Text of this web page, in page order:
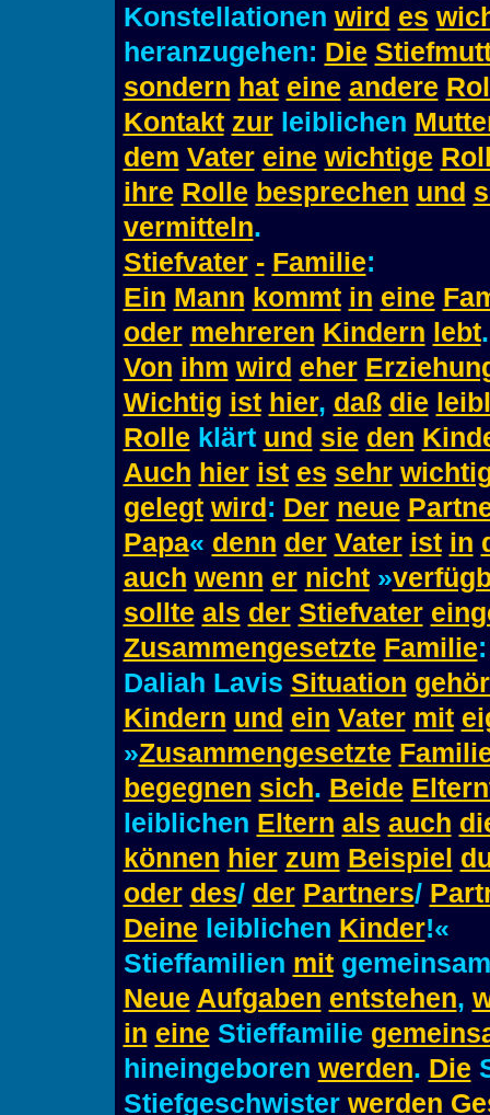
Konstellationen wird es
heranzugehen: Die
sondern hat eine andere
Kontakt zurleiblichen
dem Vater eine wichtige
ihre Rolle besprechen und
vermitteln.
Stiefvater - Familie:
Ein Mann kommt in eine
oder mehreren Kindern lebt.
Von ihm wird eher
Wichtig ist hier, daß die
Rolle klärt und sie den
Auch hier ist es sehr
gelegt wird : Der neue
Papa« denn der Vater ist in
auch wenn er nicht»
sollte als der Stiefvater
Zusammengesetzte Familie:
Daliah Lavis Situation
Kindern und ein Vater mit
»Zusammengesetzte
begegnen sich. Beide
leiblichen Eltern als auch
können hier zum Beispiel
oder des/ der Partners/
Deine leiblichen Kinder!«
Stieffamilien mit
Neue Aufgaben entstehen,
in eine Stieffamilie
hineingeboren werden. Die
Stiefgeschwister werden